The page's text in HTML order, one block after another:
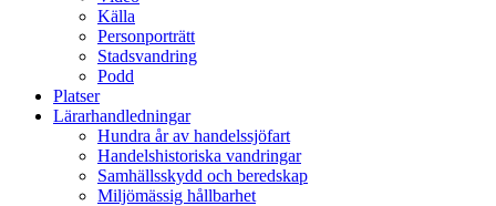
Källa
Personporträtt
Stadsvandring
Podd
Platser
Lärarhandledningar
Hundra år av handelssjöfart
Handelshistoriska vandringar
Samhällsskydd och beredskap
Miljömässig hållbarhet